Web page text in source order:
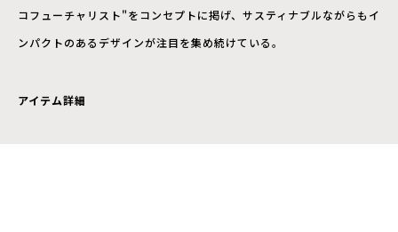
コフューチャリスト"をコンセプトに掲げ、サスティナブルながらもイ
ンパクトのあるデザインが注目を集め続けている。
アイテム詳細